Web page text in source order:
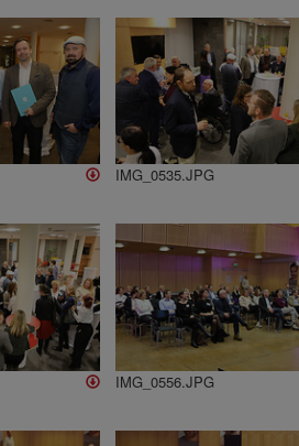
IMG_0535.JPG
IMG_0556.JPG